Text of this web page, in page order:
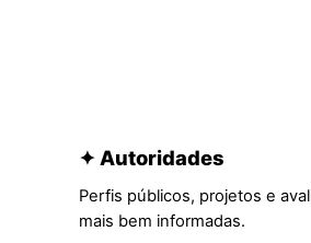
✦ Autoridades
Perfis públicos, projetos e
mais bem informadas.